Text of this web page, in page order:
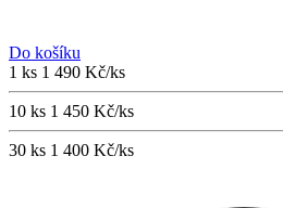
Do košíku
1 ks 1 490 Kč/ks
10 ks 1 450 Kč/ks
30 ks 1 400 Kč/ks